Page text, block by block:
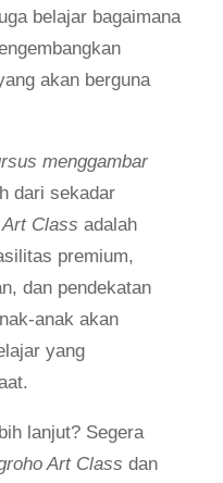
belajar bagaimana
akan berguna
menggambar
dari sekadar
Class adalah
premium,
dan pendekatan
anak akan
yang
lanjut? Segera
Art Class dan